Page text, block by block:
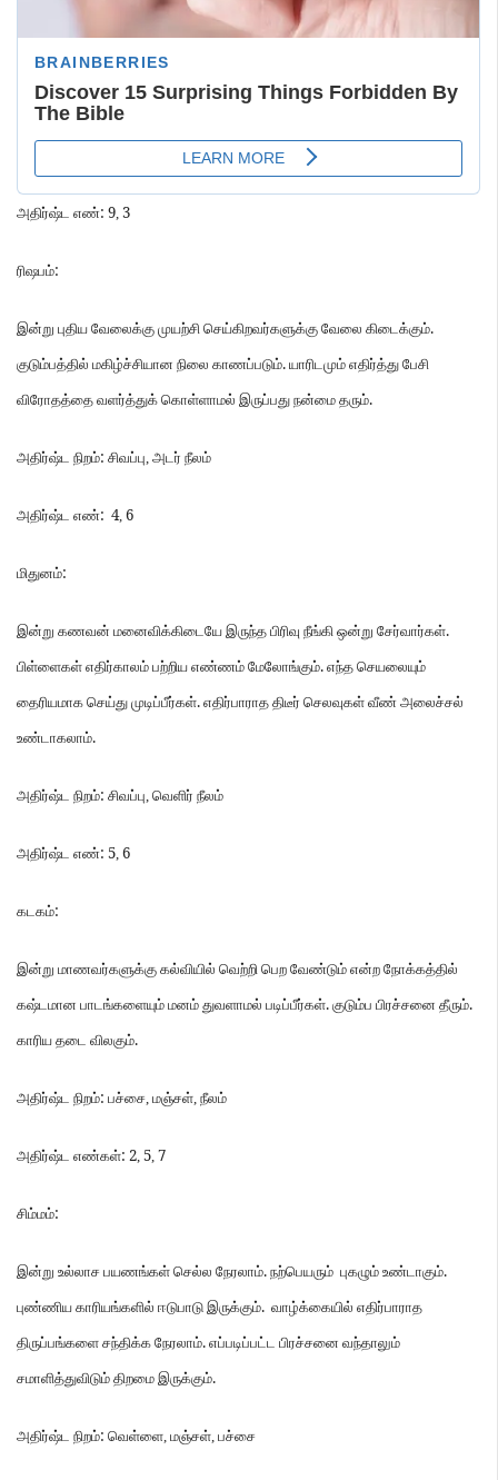
அதிர்ஷ்ட எண்: 9, 3
ரிஷபம்:
இன்று புதிய வேலைக்கு முயற்சி செய்கிறவர்களுக்கு வேலை கிடைக்கும்.
குடும்பத்தில் மகிழ்ச்சியான நிலை காணப்படும். யாரிடமும் எதிர்த்து பேசி
விரோதத்தை வளர்த்துக் கொள்ளாமல் இருப்பது நன்மை தரும்.
அதிர்ஷ்ட நிறம்: சிவப்பு, அடர் நீலம்
அதிர்ஷ்ட எண்: 4, 6
மிதுனம்:
இன்று கணவன் மனைவிக்கிடையே இருந்த பிரிவு நீங்கி ஒன்று சேர்வார்கள்.
பிள்ளைகள் எதிர்காலம் பற்றிய எண்ணம் மேலோங்கும். எந்த செயலையும்
தைரியமாக செய்து முடிப்பீர்கள். எதிர்பாராத திடீர் செலவுகள் வீண் அலைச்சல்
உண்டாகலாம்.
அதிர்ஷ்ட நிறம்: சிவப்பு, வெளிர் நீலம்
அதிர்ஷ்ட எண்: 5, 6
கடகம்:
இன்று மாணவர்களுக்கு கல்வியில் வெற்றி பெற வேண்டும் என்ற நோக்கத்தில்
கஷ்டமான பாடங்களையும் மனம் துவளாமல் படிப்பீர்கள். குடும்ப பிரச்சனை தீரும்.
காரிய தடை விலகும்.
அதிர்ஷ்ட நிறம்: பச்சை, மஞ்சள், நீலம்
அதிர்ஷ்ட எண்கள்: 2, 5, 7
சிம்மம்:
இன்று உல்லாச பயணங்கள் செல்ல நேரலாம். நற்பெயரும் புகழும் உண்டாகும்.
புண்ணிய காரியங்களில் ஈடுபாடு இருக்கும். வாழ்க்கையில் எதிர்பாராத
திருப்பங்களை சந்திக்க நேரலாம். எப்படிப்பட்ட பிரச்சனை வந்தாலும்
சமாளித்துவிடும் திறமை இருக்கும்.
அதிர்ஷ்ட நிறம்: வெள்ளை, மஞ்சள், பச்சை